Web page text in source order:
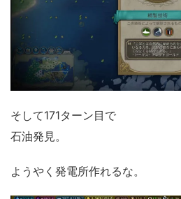
そして171ターン目で
石油発見。
ようやく発電所作れるな。